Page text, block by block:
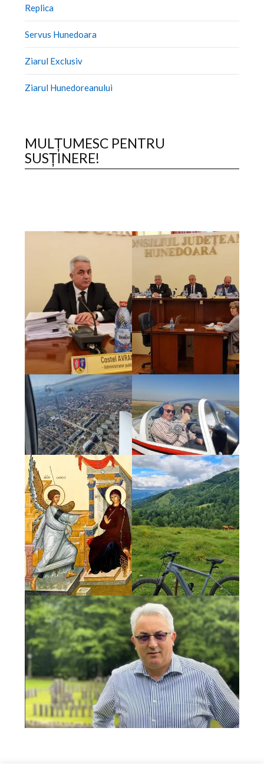
Replica
Servus Hunedoara
Ziarul Exclusiv
Ziarul Hunedoreanului
MULȚUMESC PENTRU
SUSȚINERE!